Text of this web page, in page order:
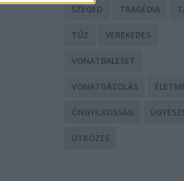
SZEGED TRAGÉDIA
TŰZ VEREKEDÉS
VONATBALESET
VONATGÁZOLÁS
ÖNGYILKOSSÁG
ÜTKÖZÉS